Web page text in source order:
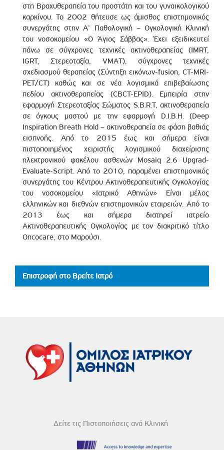
στη Βραχυθεραπεία του προστάτη και του γυναικολογικού
καρκίνου. Το 2002 θήτευσε ως άμισθος επιστημονικός
συνεργάτης στην Α’ Παθολογική – Ογκολογική Κλινική
του νοσοκομείου «Ο Άγιος Σάββας». Έχει εξειδικευτεί
πάνω σε σύγχρονες τεχνικές ακτινοθεραπείας (IMRT,
IGRT, Στερεοταξία, VMAT), σύγχρονες τεχνικές
σχεδιασμού θεραπείας (Σύντηξη εικόνων-fusion, CT-MRI-
PET/CT) καθώς και σε νέα λογισμικά επιβεβαίωσης
πεδίου ακτινοθεραπείας (CBCT-EPID). Εμπειρία στην
εφαρμογή Στερεοταξίας Σώματος S.B.R.T, ακτινοθεραπεία
σε όγκους μαστού με την εφαρμογή D.I.B.H. (Deep
Inspiration Breath Hold – ακτινοθεραπεία σε φάση βαθιάς
εισπνοής. Από το 2015 έως και σήμερα είναι
πιστοποιημένος χειριστής λογισμικού διαχείρισης
ηλεκτρονικού φακέλου ασθενών Mosaiq 2.6 Upgrad-
Evaluate-Script. Από το 2010, παραμένει επιστημονικός
συνεργάτης του Κέντρου Ακτινοθεραπευτικής Ογκολογίας
του νοσοκομείου «Ιατρικό Αθηνών» Είναι μέλος
ελληνικών και διεθνών επιστημονικών εταιρειών. Από το
2013 έως και σήμερα διατηρεί ιατρείο
Ακτινοθεραπευτικής Ογκολογίας με τον διακριτικό τίτλο
Oncocare, στο Μαρούσι.
Επιστροφή στο Βρείτε Ιατρό
Δείτε τις Πιστοποιήσεις ανά Κλινική